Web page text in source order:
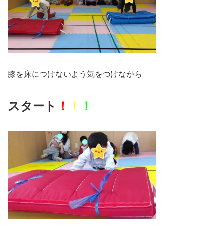
膝を床につけないよう気をつけながら
スタート ！ ！ ！